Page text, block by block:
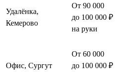
Удалёнка,
Кемерово
От 90 000
до 100 000 ₽
на руки
Офис, Сургут
От 60 000
до 100 000 ₽